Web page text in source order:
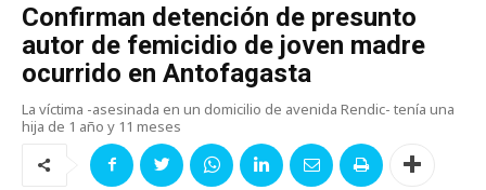
Confirman detención de presunto
autor de femicidio de joven madre
ocurrido en Antofagasta
La víctima -asesinada en un domicilio de avenida Rendic- tenía una
hija de 1 año y 11 meses